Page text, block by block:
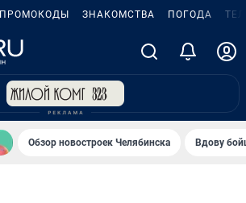
ПРОМОКОДЫ ЗНАКОМСТВА ПОГОДА
Обзор новостроек Челябинска Вдову